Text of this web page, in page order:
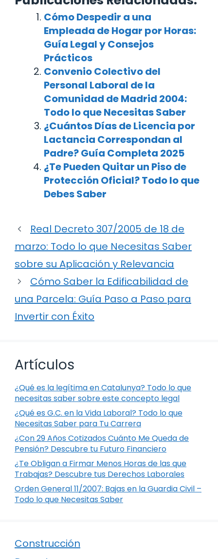
Cómo Despedir a una
Empleada de Hogar por Horas:
Guía Legal y Consejos
Prácticos
Convenio Colectivo del
Personal Laboral de la
Comunidad de Madrid 2004:
Todo lo que Necesitas Saber
¿Cuántos Días de Licencia por
Lactancia Correspondan al
Padre? Guía Completa 2025
¿Te Pueden Quitar un Piso de
Protección Oficial? Todo lo que
Debes Saber
Real Decreto 307/2005 de 18 de
marzo: Todo lo que Necesitas Saber
sobre su Aplicación y Relevancia
Cómo Saber la Edificabilidad de
una Parcela: Guía Paso a Paso para
Invertir con Éxito
Artículos
¿Qué es la legítima en Catalunya? Todo lo que
necesitas saber sobre este concepto legal
¿Qué es G.C. en la Vida Laboral? Todo lo que
Necesitas Saber para Tu Carrera
¿Con 29 Años Cotizados Cuánto Me Queda de
Pensión? Descubre tu Futuro Financiero
¿Te Obligan a Firmar Menos Horas de las que
Trabajas? Descubre tus Derechos Laborales
Orden General 11/2007: Bajas en la Guardia Civil –
Todo lo que Necesitas Saber
Construcción